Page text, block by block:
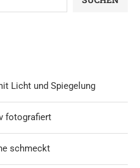
Licht und Spiegelung
fotografiert
schmeckt